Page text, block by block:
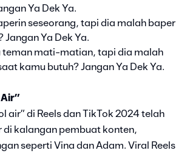
Ya Dek Ya.
seseorang, tapi dia malah baper
Jangan Ya Dek Ya.
teman mati-matian, tapi dia malah
kamu butuh? Jangan Ya Dek Ya.
air” di Reels dan TikTok 2024 telah
di kalangan pembuat konten,
seperti Vina dan Adam. Viral Reels